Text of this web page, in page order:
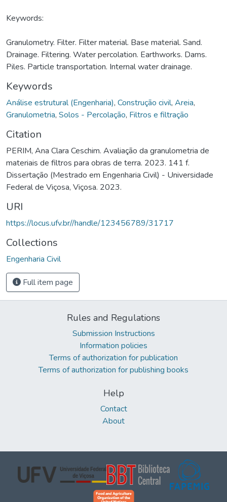
Keywords:
Granulometry. Filter. Filter material. Base material. Sand.
Drainage. Filtering. Water percolation. Earthworks. Dams.
Piles. Particle transportation. Internal water drainage.
Keywords
Análise estrutural (Engenharia), Construção civil, Areia,
Granulometria, Solos - Percolação, Filtros e filtração
Citation
PERIM, Ana Clara Ceschim. Avaliação da granulometria de
materiais de filtros para obras de terra. 2023. 141 f.
Dissertação (Mestrado em Engenharia Civil) - Universidade
Federal de Viçosa, Viçosa. 2023.
URI
https://locus.ufv.br//handle/123456789/31717
Collections
Engenharia Civil
Full item page
Rules and Regulations
Submission Instructions
Information policies
Terms of authorization for publication
Terms of authorization for publishing books
Help
Contact
About